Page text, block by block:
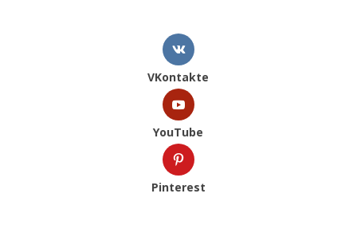
VKontakte
YouTube
Pinterest